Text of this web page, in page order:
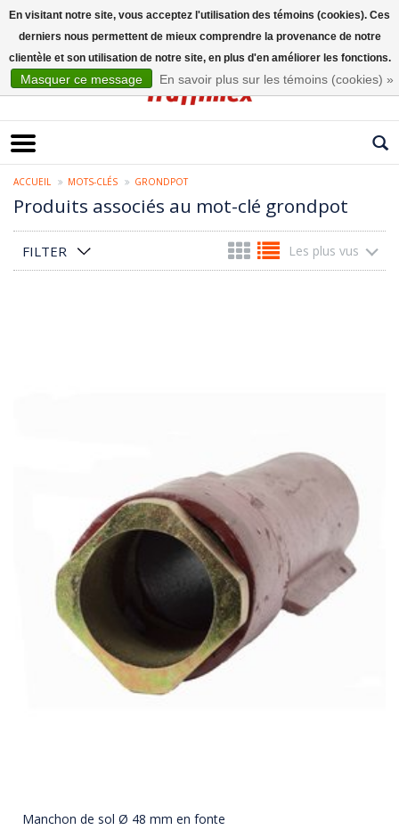
ACCUEIL MOTS-CLÉS GRONDPOT
Produits associés au mot-clé grondpot
FILTER Les plus vus
Manchon de sol Ø 48 mm en fonte
En visitant notre site, vous acceptez l'utilisation des témoins (cookies). Ces
derniers nous permettent de mieux comprendre la provenance de notre
clientèle et son utilisation de notre site, en plus d'en améliorer les fonctions.
Masquer ce message En savoir plus sur les témoins (cookies) »